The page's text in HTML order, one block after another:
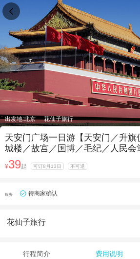
出发地:北京 花仙子旅行
天安门广场一日游【天安门／升旗
城楼／故宫／国博／毛纪／人民会
¥39起 可订8月13日 不可退
服务 待商家确认
花仙子旅行
行程简介 费用说明
